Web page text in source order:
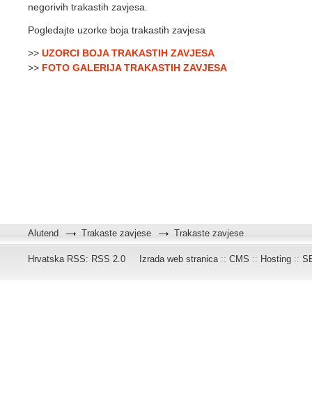
negorivih trakastih zavjesa.
Pogledajte uzorke boja trakastih zavjesa
>> UZORCI BOJA TRAKASTIH ZAVJESA
>> FOTO GALERIJA TRAKASTIH ZAVJESA
Alutend Trakaste zavjese Trakaste zavjese
Hrvatska RSS: RSS 2.0 Izrada web stranica:: CMS :: Hosting ::